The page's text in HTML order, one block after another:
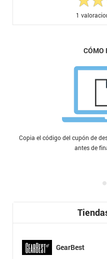
1
CÓMO
Copia el código del cupón de
antes de
GearBest